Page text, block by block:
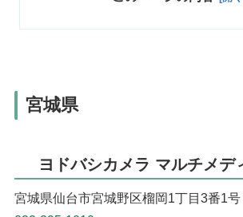
宮城県
ヨドバシカメラ マルチメデ
宮城県仙台市宮城野区榴岡1丁目3番1